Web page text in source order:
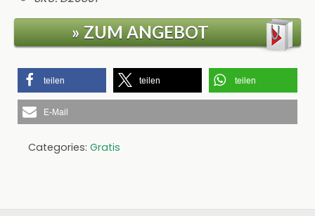
» ZUM ANGEBOT
teilen teilen teilen
E-Mail
Categories: Gratis